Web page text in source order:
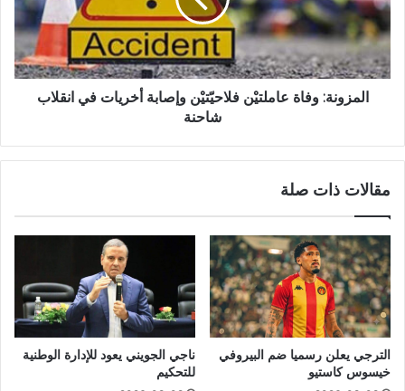
المزونة: وفاة عاملتيْن فلاحيّتيْن وإصابة أخريات في انقلاب
شاحنة
مقالات ذات صلة
الترجي يعلن رسميا ضم البيروفي
خيسوس كاستيو
ناجي الجويني يعود للإدارة الوطنية
للتحكيم